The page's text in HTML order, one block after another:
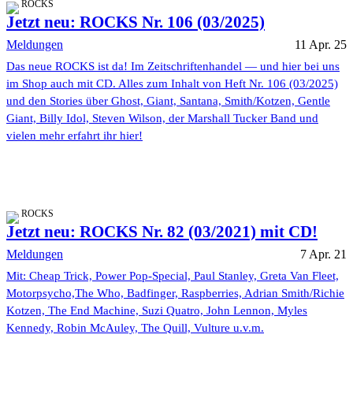
ROCKS
Jetzt neu: ROCKS Nr. 106 (03/2025)
Meldungen 11 Apr. 25
Das neue ROCKS ist da! Im Zeitschriftenhandel — und hier bei uns
im Shop auch mit CD. Alles zum Inhalt von Heft Nr. 106 (03/2025)
und den Stories über Ghost, Giant, Santana, Smith/Kotzen, Gentle
Giant, Billy Idol, Steven Wilson, der Marshall Tucker Band und
vielen mehr erfahrt ihr hier!
ROCKS
Jetzt neu: ROCKS Nr. 82 (03/2021) mit CD!
Meldungen 7 Apr. 21
Mit: Cheap Trick, Power Pop-Special, Paul Stanley, Greta Van Fleet,
Motorpsycho,The Who, Badfinger, Raspberries, Adrian Smith/Richie
Kotzen, The End Machine, Suzi Quatro, John Lennon, Myles
Kennedy, Robin McAuley, The Quill, Vulture u.v.m.